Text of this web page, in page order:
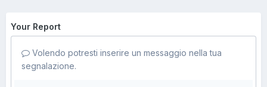
Your Report
Volendo potresti inserire un messaggio nella tua
segnalazione.